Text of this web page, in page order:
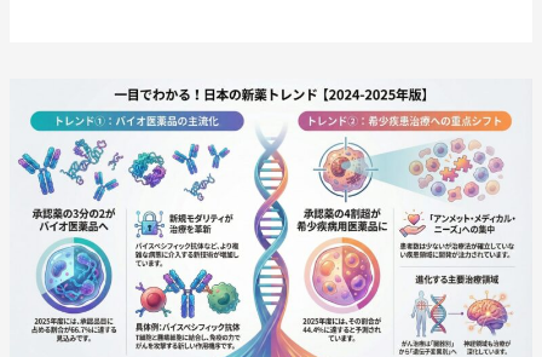
2025
年
版】
日
本
の
医
薬
品